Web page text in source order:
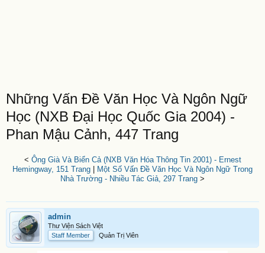
Những Vấn Đề Văn Học Và Ngôn Ngữ
Học (NXB Đại Học Quốc Gia 2004) -
Phan Mậu Cảnh, 447 Trang
< Ông Già Và Biển Cả (NXB Văn Hóa Thông Tin 2001) - Ernest
Hemingway, 151 Trang
Một Số Vấn Đề Văn Học Và Ngôn Ngữ Trong
Nhà Trường - Nhiều Tác Giả, 297 Trang >
admin
Thư Viện Sách Việt
Staff Member
Quản Trị Viên